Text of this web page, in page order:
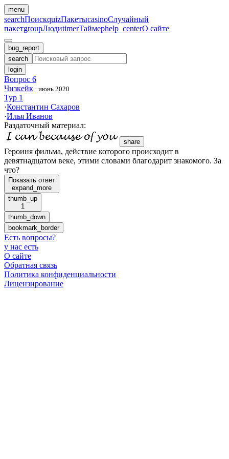
menu
searchПоискquizПакетыcasinoСлучайный
пакетgroupЛюдиtimerТаймерhelp_centerО сайте
bug_report
search
login
Вопрос 6
Чизкейк · июнь 2020
Тур 1
·Константин Сахаров
·Илья Иванов
Раздаточный материал:
share
Героиня фильма, действие которого происходит в
девятнадцатом веке, этими словами благодарит знакомого. За
что?
Показать ответ
expand_more
thumb_up
1
thumb_down
bookmark_border
Есть вопросы?
у нас есть
О сайте
Обратная связь
Политика конфиденциальности
Лицензирование